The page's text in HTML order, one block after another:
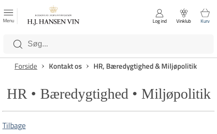
Luk
Kategorier
Menu Log ind Vinklub Kurv
Forside Kontakt os HR, Bæredygtighed & Miljøpolitik
HR • Bæredygtighed • Miljøpolitik
Tilbage